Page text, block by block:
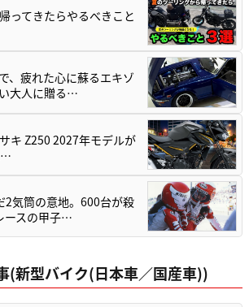
ってきたらやるべきこと
、疲れた心に蘇るエキゾ
大人に贈る…
キ Z250 2027年モデルが
…
2気筒の意地。600台が殺
ースの甲子…
(新型バイク(日本車／国産車))